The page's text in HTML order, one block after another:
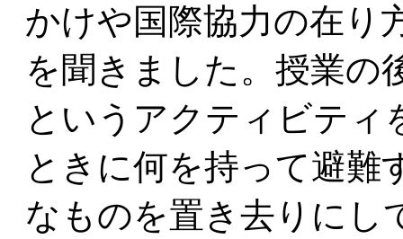
かけや国際協力の在り
を聞きました。授業の
というアクティビティ
ときに何を持って避難
なものを置き去りにし